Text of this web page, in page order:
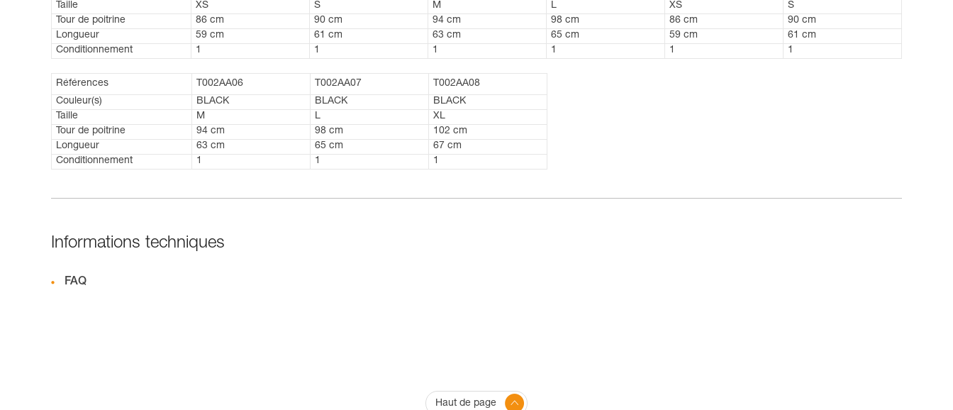
Taille
XS S M L XS
S
Tour de poitrine
86 cm 90 cm 94 cm 98 cm 86 cm
90 cm
Longueur
59 cm 61 cm 63 cm 65 cm 59 cm
61 cm
Conditionnement
1 1 1 1 1 1
Références T002AA06 T002AA07
T002AA08
Couleur(s)
BLACK BLACK
BLACK
Taille
M L
XL
Tour de poitrine
94 cm 98 cm
102 cm
Longueur
63 cm 65 cm
67 cm
Conditionnement
1 1 1
Informations techniques
FAQ
Haut de page